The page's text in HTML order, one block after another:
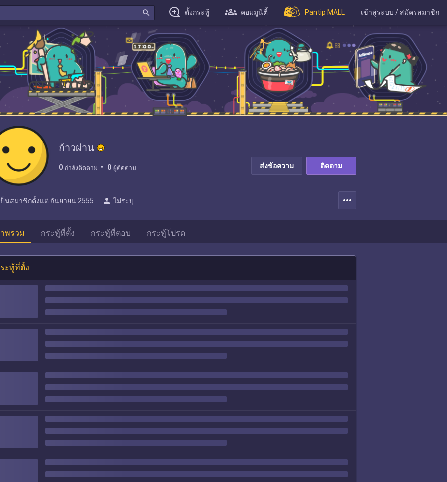
search ตั้งกระทู้ คอมมูนิตี้ Pantip MALL เข้าสู่ระบบ / สมัครสมาชิก
ก้าวผ่าน
0 กำลังติดตาม 0 ผู้ติดตาม ส่งข้อความ ติดตาม
ป็นสมาชิกตั้งแต่ กันยายน 2555 person ไม่ระบุ more_horiz
พรวม กระทู้ที่ตั้ง กระทู้ที่ตอบ กระทู้โปรด
ะทู้ที่ตั้ง